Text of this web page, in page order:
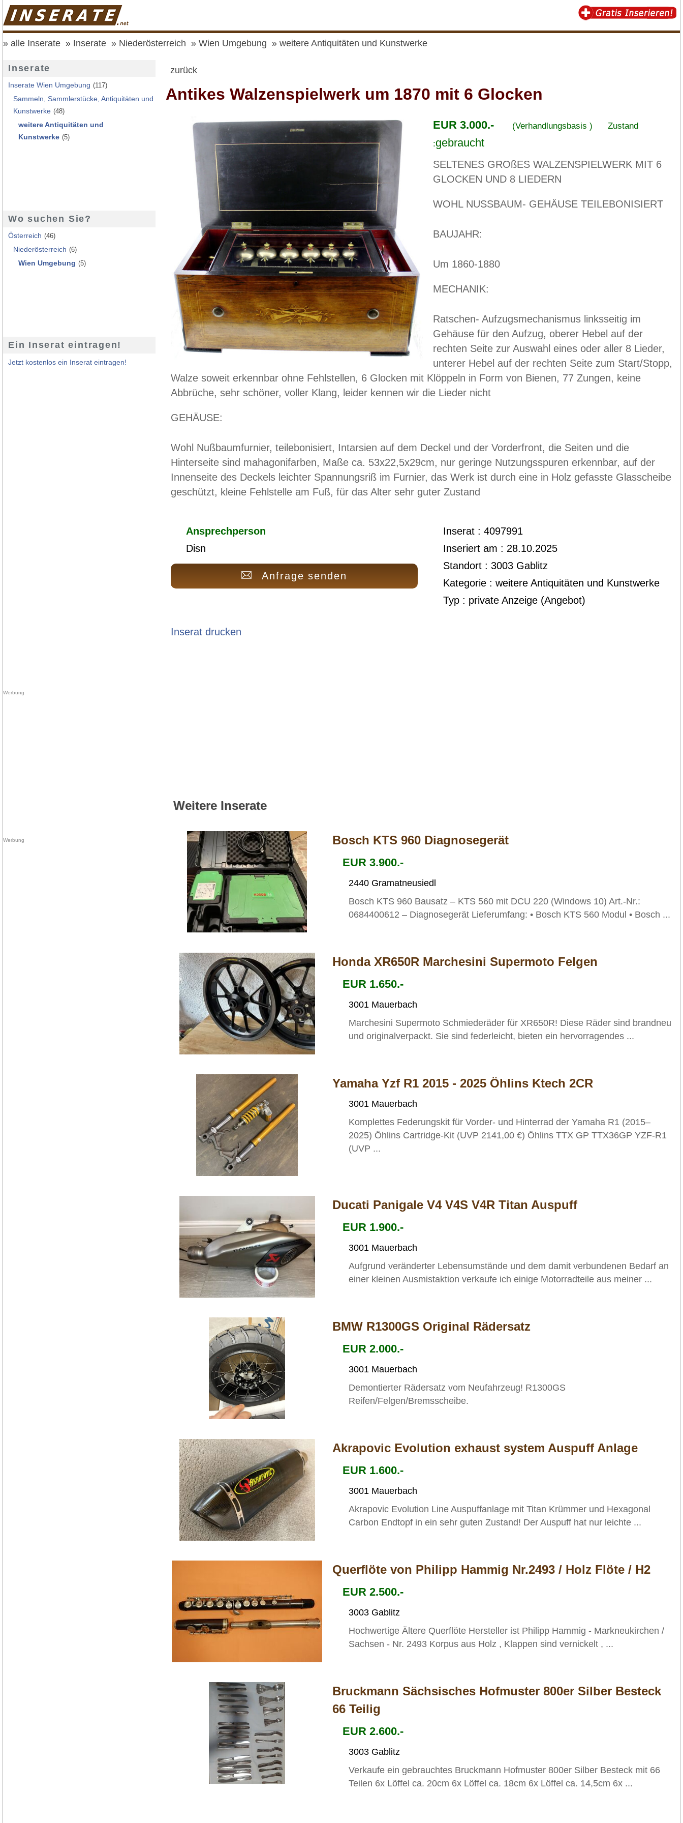
alle Inserate Inserate Niederösterreich Wien Umgebung weitere Antiquitäten und Kunstwerke
zurück
Antikes Walzenspielwerk um 1870 mit 6 Glocken
EUR 3.000.- (Verhandlungsbasis )
Zustand
:gebraucht
SELTENES GROßES WALZENSPIELWERK MIT 6
GLOCKEN UND 8 LIEDERN
WOHL NUSSBAUM- GEHÄUSE TEILEBONISIERT
BAUJAHR:
Um 1860-1880
MECHANIK:
Ratschen- Aufzugsmechanismus linksseitig im
Gehäuse für den Aufzug, oberer Hebel auf der
rechten Seite zur Auswahl eines oder aller 8 Lieder,
unterer Hebel auf der rechten Seite zum Start/Stopp,
Walze soweit erkennbar ohne Fehlstellen, 6 Glocken mit Klöppeln in Form von Bienen, 77 Zungen, keine
Abbrüche, sehr schöner, voller Klang, leider kennen wir die Lieder nicht
GEHÄUSE:
Wohl Nußbaumfurnier, teilebonisiert, Intarsien auf dem Deckel und der Vorderfront, die Seiten und die
Hinterseite sind mahagonifarben, Maße ca. 53x22,5x29cm, nur geringe Nutzungsspuren erkennbar, auf der
Innenseite des Deckels leichter Spannungsriß im Furnier, das Werk ist durch eine in Holz gefasste Glasscheibe
geschützt, kleine Fehlstelle am Fuß, für das Alter sehr guter Zustand
Ansprechperson
Disn
Anfrage senden
Inserat : 4097991
Inseriert am : 28.10.2025
Standort : 3003 Gablitz
Kategorie : weitere Antiquitäten und Kunstwerke
Typ : private Anzeige (Angebot)
Inserat drucken
Weitere Inserate
Bosch KTS 960 Diagnosegerät
EUR 3.900.-
2440 Gramatneusiedl
Bosch KTS 960 Bausatz – KTS 560 mit DCU 220 (Windows 10) Art.-Nr.:
0684400612 – Diagnosegerät Lieferumfang: • Bosch KTS 560 Modul • Bosch ...
Honda XR650R Marchesini Supermoto Felgen
EUR 1.650.-
3001 Mauerbach
Marchesini Supermoto Schmiederäder für XR650R! Diese Räder sind brandneu
und originalverpackt. Sie sind federleicht, bieten ein hervorragendes ...
Yamaha Yzf R1 2015 - 2025 Öhlins Ktech 2CR
3001 Mauerbach
Komplettes Federungskit für Vorder- und Hinterrad der Yamaha R1 (2015–
2025) Öhlins Cartridge-Kit (UVP 2141,00 €) Öhlins TTX GP TTX36GP YZF-R1
(UVP ...
Ducati Panigale V4 V4S V4R Titan Auspuff
EUR 1.900.-
3001 Mauerbach
Aufgrund veränderter Lebensumstände und dem damit verbundenen Bedarf an
einer kleinen Ausmistaktion verkaufe ich einige Motorradteile aus meiner ...
BMW R1300GS Original Rädersatz
EUR 2.000.-
3001 Mauerbach
Demontierter Rädersatz vom Neufahrzeug! R1300GS
Reifen/Felgen/Bremsscheibe.
Akrapovic Evolution exhaust system Auspuff Anlage
EUR 1.600.-
3001 Mauerbach
Akrapovic Evolution Line Auspuffanlage mit Titan Krümmer und Hexagonal
Carbon Endtopf in ein sehr guten Zustand! Der Auspuff hat nur leichte ...
Querflöte von Philipp Hammig Nr.2493 / Holz Flöte / H2
EUR 2.500.-
3003 Gablitz
Hochwertige Ältere Querflöte Hersteller ist Philipp Hammig - Markneukirchen /
Sachsen - Nr. 2493 Korpus aus Holz , Klappen sind vernickelt , ...
Bruckmann Sächsisches Hofmuster 800er Silber Besteck
66 Teilig
EUR 2.600.-
3003 Gablitz
Verkaufe ein gebrauchtes Bruckmann Hofmuster 800er Silber Besteck mit 66
Teilen 6x Löffel ca. 20cm 6x Löffel ca. 18cm 6x Löffel ca. 14,5cm 6x ...
Inserate
Inserate Wien Umgebung (117)
Sammeln, Sammlerstücke, Antiquitäten und
Kunstwerke (48)
weitere Antiquitäten und
Kunstwerke (5)
Wo suchen Sie?
Österreich (46)
Niederösterreich (6)
Wien Umgebung (5)
Ein Inserat eintragen!
Jetzt kostenlos ein Inserat eintragen!